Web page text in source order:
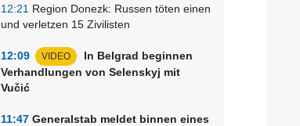
12:21 Region Donezk: Russen töten einen
und verletzen 15 Zivilisten
12:09 VIDEO
In Belgrad beginnen
Verhandlungen von Selenskyj mit
Vučić
11:47 Generalstab meldet binnen eines